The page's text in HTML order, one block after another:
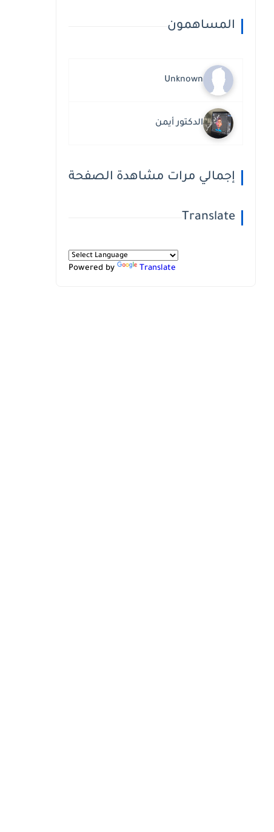
المساهمون
Unknown
الدكتور أيمن
إجمالي مرات مشاهدة الصفحة
Translate
Powered by Translate